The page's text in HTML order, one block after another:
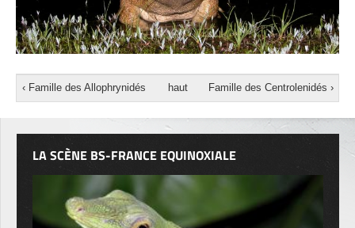
‹ Famille des Allophrynidés haut Famille des Centrolenidés ›
LA SCÈNE BS-FRANCE EQUINOXIALE